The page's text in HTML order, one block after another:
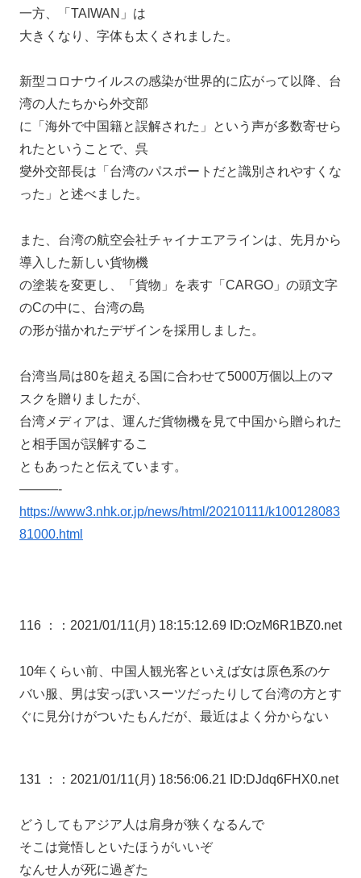
一方、「TAIWAN」は
大きくなり、字体も太くされました。
新型コロナウイルスの感染が世界的に広がって以降、台
湾の人たちから外交部
に「海外で中国籍と誤解された」という声が多数寄せら
れたということで、呉
燮外交部長は「台湾のパスポートだと識別されやすくな
った」と述べました。
また、台湾の航空会社チャイナエアラインは、先月から
導入した新しい貨物機
の塗装を変更し、「貨物」を表す「CARGO」の頭文字
のCの中に、台湾の島
の形が描かれたデザインを採用しました。
台湾当局は80を超える国に合わせて5000万個以上のマ
スクを贈りましたが、
台湾メディアは、運んだ貨物機を見て中国から贈られた
と相手国が誤解するこ
ともあったと伝えています。
———-
https://www3.nhk.or.jp/news/html/20210111/k100128083
81000.html
116 ： ：2021/01/11(月) 18:15:12.69 ID:OzM6R1BZ0.net
10年くらい前、中国人観光客といえば女は原色系のケ
バい服、男は安っぽいスーツだったりして台湾の方とす
ぐに見分けがついたもんだが、最近はよく分からない
131 ： ：2021/01/11(月) 18:56:06.21 ID:DJdq6FHX0.net
どうしてもアジア人は肩身が狭くなるんで
そこは覚悟しといたほうがいいぞ
なんせ人が死に過ぎた